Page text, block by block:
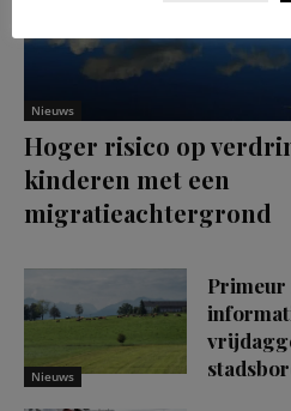
Nieuws
Hoger risico op
kinderen met een
migratieachtergrond
Nieuws
Primeur